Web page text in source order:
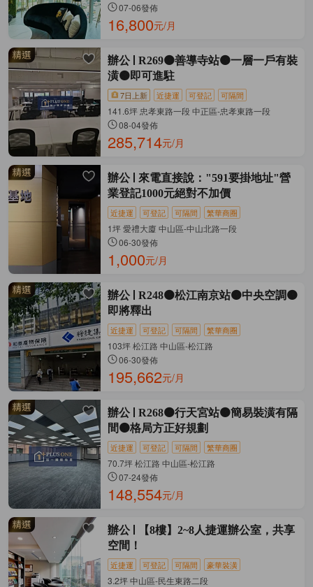
07-06發佈
16,800元/月
辦公
R269🟠善導寺站🟠一層一戶有裝
潢🟠即可進駐
7日上新 近捷運 可登記 可隔間
141.6坪 忠孝東路一段 中正區-忠孝東路一段
08-04發佈
285,714元/月
辦公
來電直接說："591要掛地址"營
業登記1000元絕對不加價
近捷運 可登記 可隔間 繁華商圈
1坪 愛禮大廈 中山區-中山北路一段
06-30發佈
1,000元/月
辦公
R248🟠松江南京站🟠中央空調🟠
即將釋出
近捷運 可登記 可隔間 繁華商圈
103坪 松江路 中山區-松江路
06-30發佈
195,662元/月
辦公
R268🟠行天宮站🟠簡易裝潢有隔
間🟠格局方正好規劃
近捷運 可登記 可隔間 繁華商圈
70.7坪 松江路 中山區-松江路
07-24發佈
148,554元/月
辦公
【8樓】2~8人捷運辦公室，共享
空間！
近捷運 可登記 可隔間 豪華裝潢
3.2坪 中山區-民生東路二段